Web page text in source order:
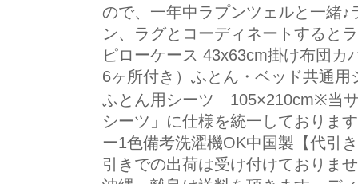
ので、一年中ラプンツェルと一緒
ン、ラグとコーディネートすると
ピローケース 43x63cm掛け布団
6ヶ所付き）ふとん・ベッド共通
ふとん用シーツ 105×210cm※当
シーツ」に仕様を統一しておりま
ー1色備考洗濯機OK中国製【代引
引きでの出荷は受け付けておりま